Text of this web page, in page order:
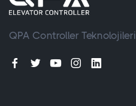
QPA Controller Teknolojileri